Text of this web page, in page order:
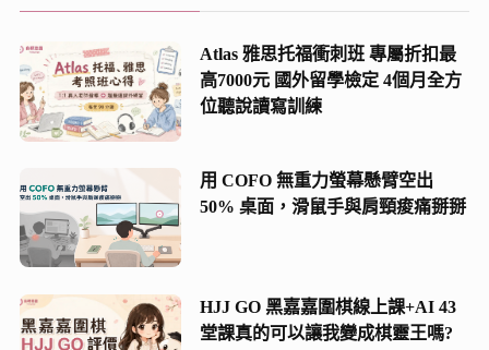
(8)
(21)
Atlas 雅思托福衝刺班 專屬折扣最
高7000元 國外留學檢定 4個月全方
位聽說讀寫訓練
用 COFO 無重力螢幕懸臂空出
50% 桌面，滑鼠手與肩頸痠痛掰掰
HJJ GO 黑嘉嘉圍棋線上課+AI 43
堂課真的可以讓我變成棋靈王嗎?